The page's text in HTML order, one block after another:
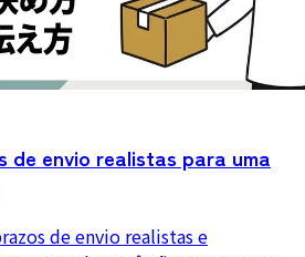
de envio realistas para uma
de envio realistas e